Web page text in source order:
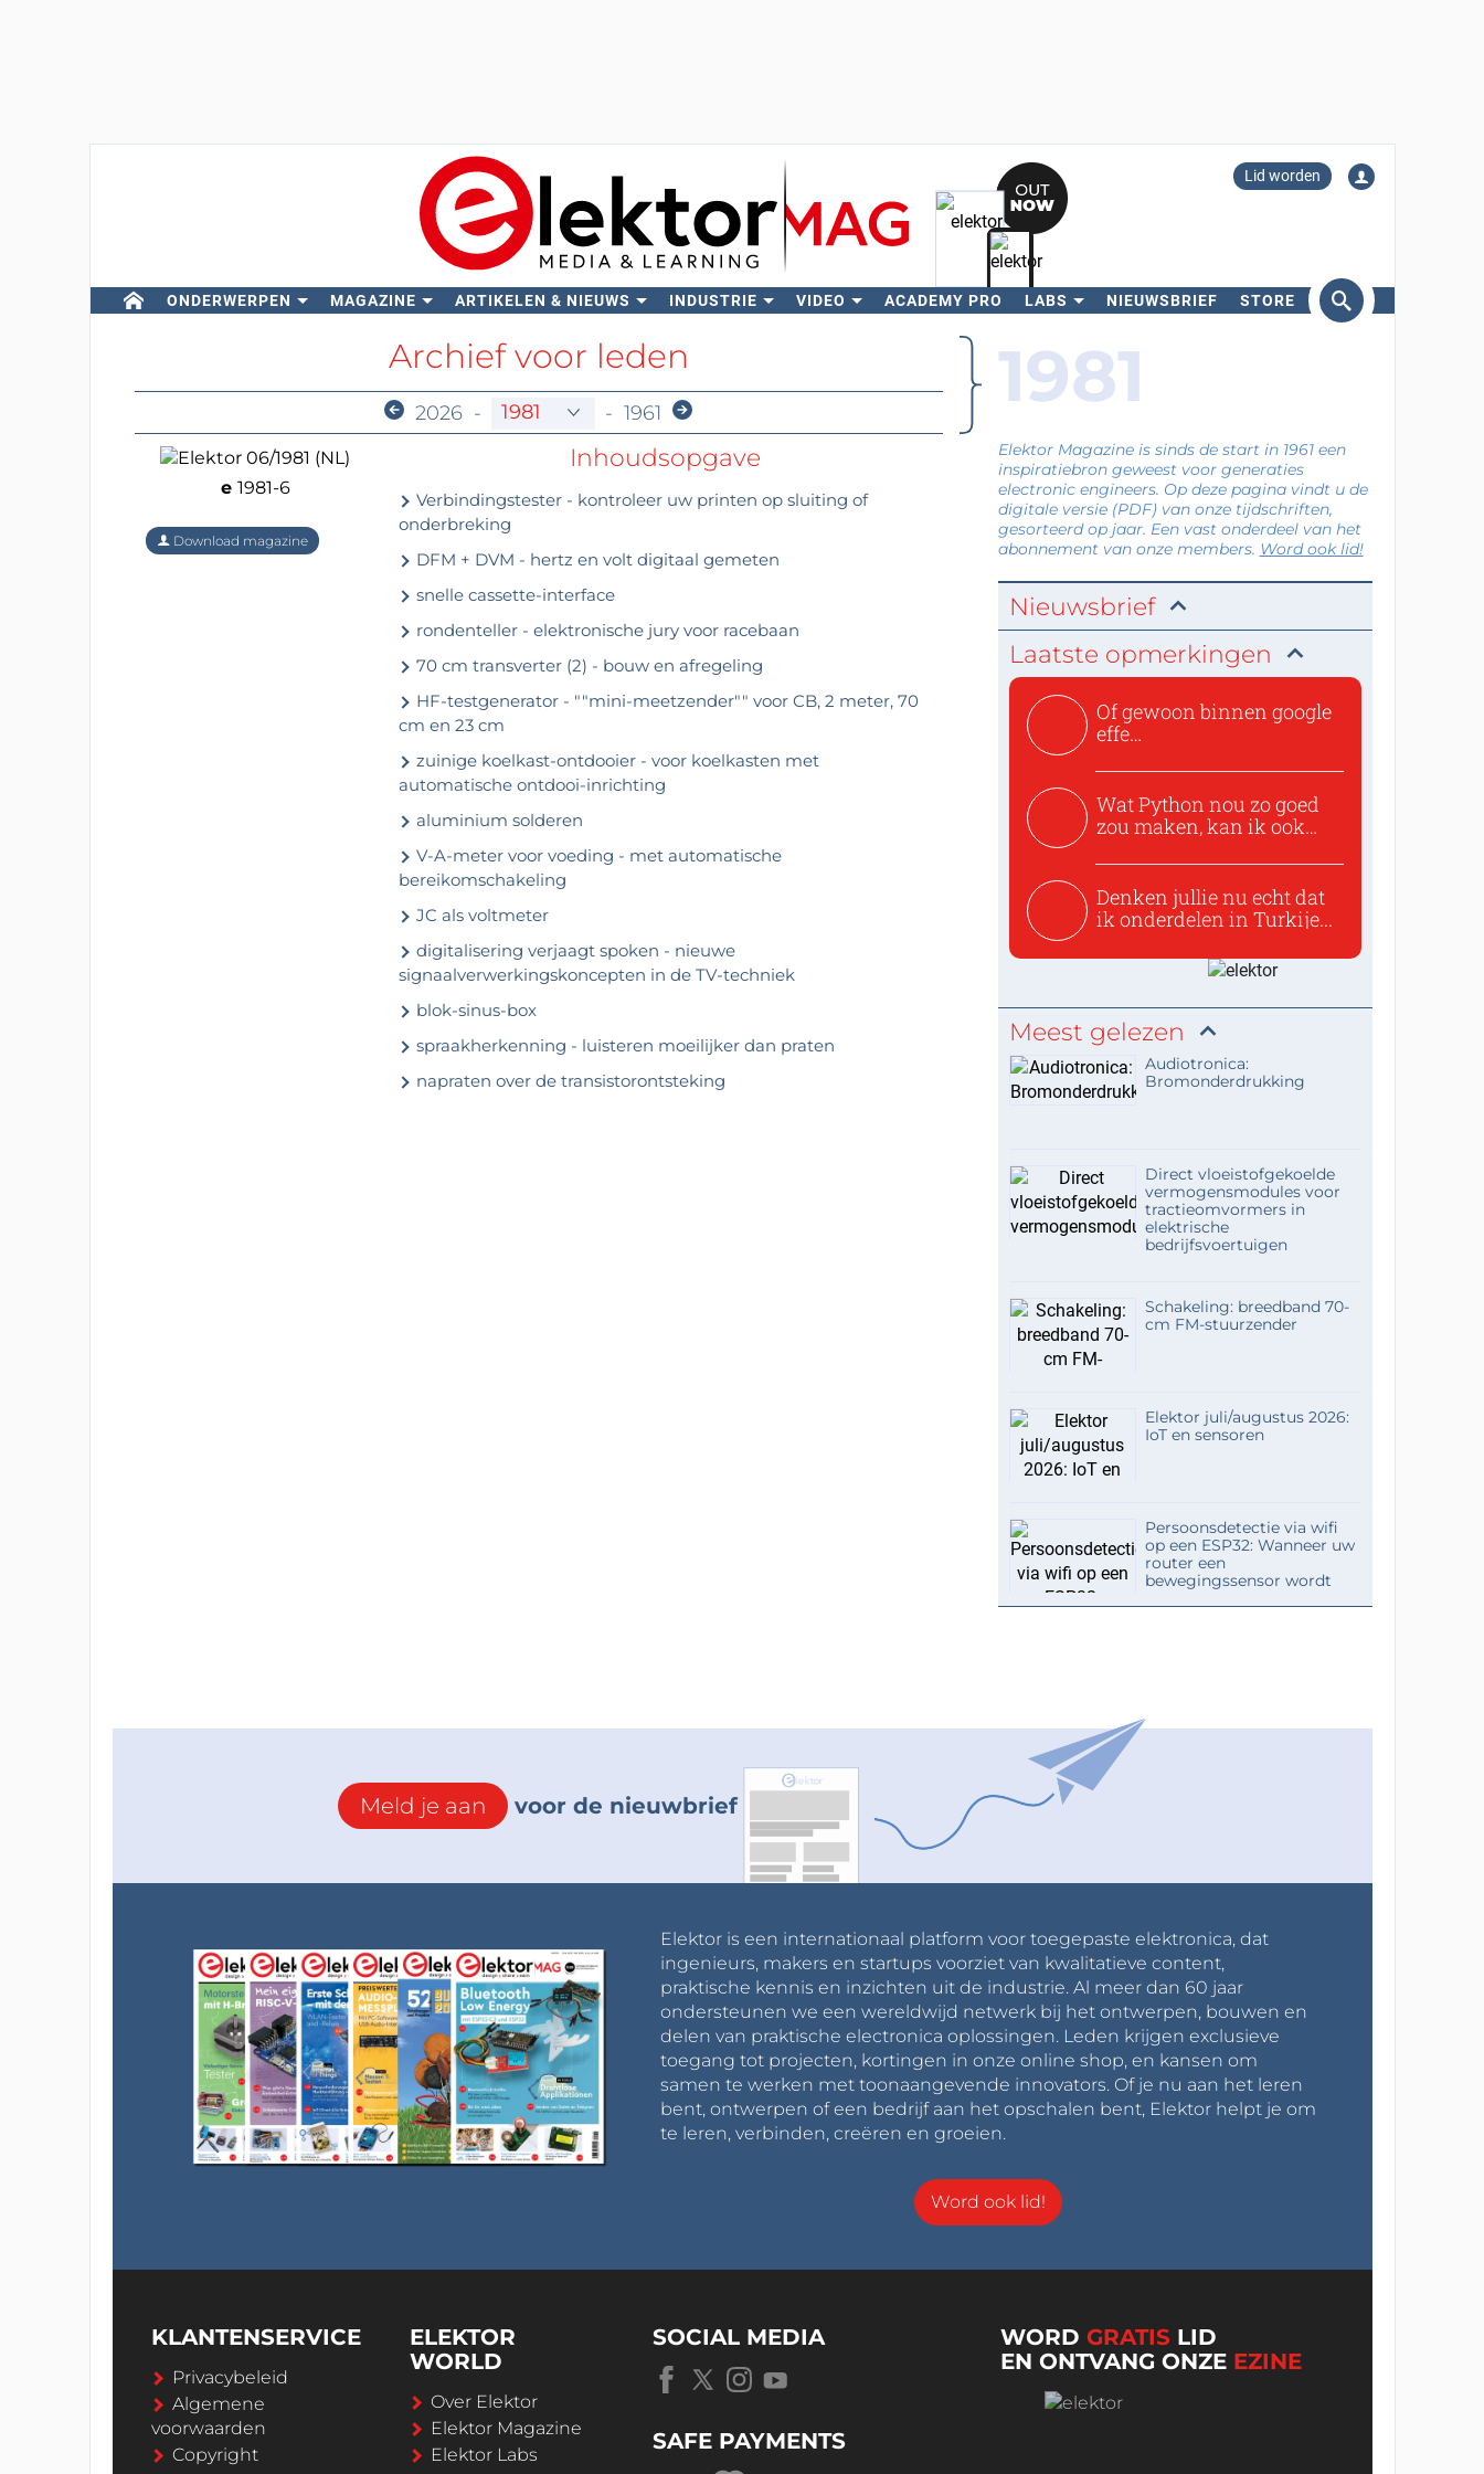
Lid worden
ONDERWERPEN MAGAZINE ARTIKELEN & NIEUWS INDUSTRIE VIDEO ACADEMY PRO LABS NIEUWSBRIEF STORE
Zoeken
Archief voor leden
2026 - - 1961
e 1981-6
Download magazine
Inhoudsopgave
Verbindingstester - kontroleer uw printen op sluiting of
onderbreking
DFM + DVM - hertz en volt digitaal gemeten
snelle cassette-interface
rondenteller - elektronische jury voor racebaan
70 cm transverter (2) - bouw en afregeling
HF-testgenerator - ""mini-meetzender"" voor CB, 2 meter, 70
cm en 23 cm
zuinige koelkast-ontdooier - voor koelkasten met
automatische ontdooi-inrichting
aluminium solderen
V-A-meter voor voeding - met automatische
bereikomschakeling
JC als voltmeter
digitalisering verjaagt spoken - nieuwe
signaalverwerkingskoncepten in de TV-techniek
blok-sinus-box
spraakherkenning - luisteren moeilijker dan praten
napraten over de transistorontsteking
1981
Elektor Magazine is sinds de start in 1961 een
inspiratiebron geweest voor generaties
electronic engineers. Op deze pagina vindt u de
digitale versie (PDF) van onze tijdschriften,
gesorteerd op jaar. Een vast onderdeel van het
abonnement van onze members. Word ook lid!
Nieuwsbrief
Laatste opmerkingen
Of gewoon binnen google
effe
Wat Python nou zo goed
zou maken, kan ik ook
Denken jullie nu echt dat
ik onderdelen in Turkije...
Meest gelezen
Audiotronica:
Bromonderdrukking
Direct vloeistofgekoelde
vermogensmodules voor
tractieomvormers in
elektrische
bedrijfsvoertuigen
Schakeling: breedband 70-
cm FM-stuurzender
Elektor juli/augustus 2026:
IoT en sensoren
Persoonsdetectie via wifi
op een ESP32: Wanneer uw
router een
bewegingssensor wordt
Meld je aan voor de nieuwbrief
Elektor is een internationaal platform voor toegepaste elektronica, dat
ingenieurs, makers en startups voorziet van kwalitatieve content,
praktische kennis en inzichten uit de industrie. Al meer dan 60 jaar
ondersteunen we een wereldwijd netwerk bij het ontwerpen, bouwen en
delen van praktische electronica oplossingen. Leden krijgen exclusieve
toegang tot projecten, kortingen in onze online shop, en kansen om
samen te werken met toonaangevende innovators. Of je nu aan het leren
bent, ontwerpen of een bedrijf aan het opschalen bent, Elektor helpt je om
te leren, verbinden, creëren en groeien.
Word ook lid!
KLANTENSERVICE
Privacybeleid
Algemene
voorwaarden
Copyright
ELEKTOR
WORLD
Over Elektor
Elektor Magazine
Elektor Labs
SOCIAL MEDIA
SAFE PAYMENTS
WORDGRATIS LID
EN ONTVANG ONZE EZINE